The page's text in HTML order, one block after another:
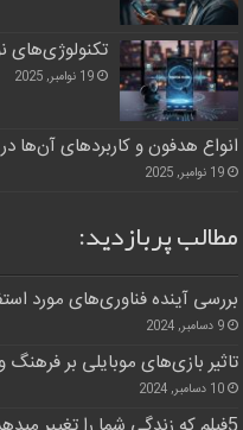
تکنولوژی‌های
19 نوامبر, 2025
انواع هدفون و کاربردهای آن‌ها
19 نوامبر, 2025
مطالب پربازدید:
بررسی آینده فناوری‌های مورد
9 دسامبر, 2024
تاثیر بازی‌های موبایلی بر فرهنگ
10 دسامبر, 2024